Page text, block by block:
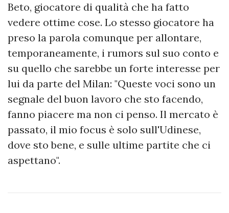
Beto, giocatore di qualità che ha fatto
vedere ottime cose. Lo stesso giocatore ha
preso la parola comunque per allontare,
temporaneamente, i rumors sul suo conto e
su quello che sarebbe un forte interesse per
lui da parte del Milan: "Queste voci sono un
segnale del buon lavoro che sto facendo,
fanno piacere ma non ci penso. Il mercato è
passato, il mio focus è solo sull'Udinese,
dove sto bene, e sulle ultime partite che ci
aspettano".